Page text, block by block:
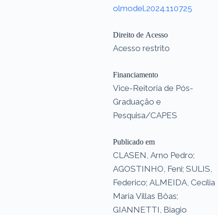
olmodel.2024.110725
Direito de Acesso
Acesso restrito
Financiamento
Vice-Reitoria de Pós-
Graduação e
Pesquisa/CAPES
Publicado em
CLASEN, Arno Pedro;
AGOSTINHO, Feni; SULIS,
Federico; ALMEIDA, Cecília
Maria Villas Bôas;
GIANNETTI, Biagio